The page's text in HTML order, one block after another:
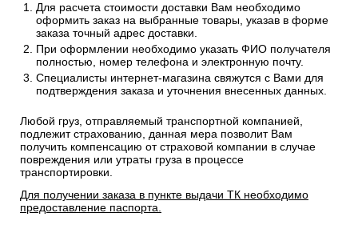
Правила оформления:
Для расчета стоимости доставки Вам необходимо
оформить заказ на выбранные товары, указав в форме
заказа точный адрес доставки.
При оформлении необходимо указать ФИО получателя
Специалисты интернет-магазина свяжутся с Вами для
подтверждения заказа и уточнения внесенных данных.
Любой груз, отправляемый транспортной компанией,
подлежит страхованию, данная мера позволит Вам
получить компенсацию от страховой компании в случае
повреждения или утраты груза в процессе
транспортировки.